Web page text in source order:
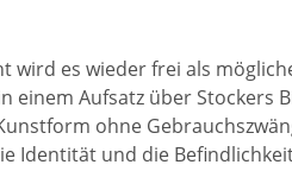
wird es wieder frei als
Aufsatz über Stockers
ohne
Identität und die